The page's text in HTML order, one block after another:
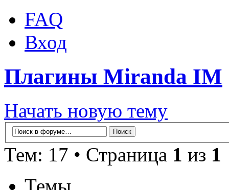
FAQ
Вход
Плагины Miranda IM
Начать новую тему
Тем: 17 • Страница 1 из 1
Темы